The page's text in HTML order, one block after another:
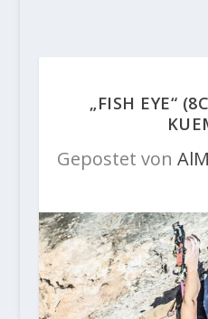
„FISH EYE“
Gepostet von